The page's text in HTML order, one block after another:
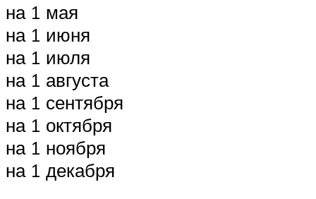
на 1 мая
на 1 июня
на 1 июля
на 1 августа
на 1 сентября
на 1 октября
на 1 ноября
на 1 декабря